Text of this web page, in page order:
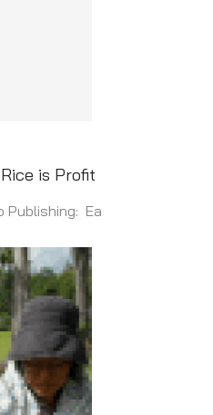
is Profit
Publishing: Ea